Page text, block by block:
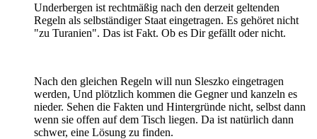
Underbergen ist rechtmäßig nach den derzeit geltenden
Regeln als selbständiger Staat eingetragen. Es gehöret nicht
"zu Turanien". Das ist Fakt. Ob es Dir gefällt oder nicht.
Nach den gleichen Regeln will nun Sleszko eingetragen
werden, Und plötzlich kommen die Gegner und kanzeln es
nieder. Sehen die Fakten und Hintergründe nicht, selbst dann
wenn sie offen auf dem Tisch liegen. Da ist natürlich dann
schwer, eine Lösung zu finden.